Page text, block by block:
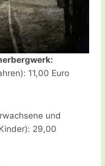
11,00 Euro
und
29,00